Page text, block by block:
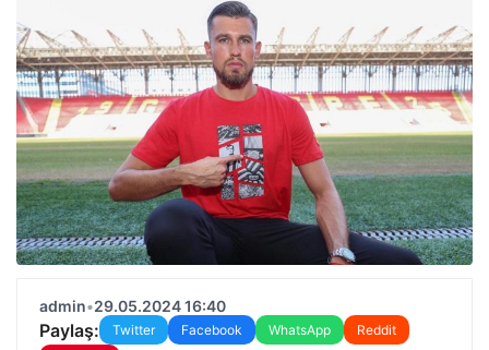
admin•29.05.2024 16:40
Paylaş: Twitter Facebook WhatsApp
Reddit